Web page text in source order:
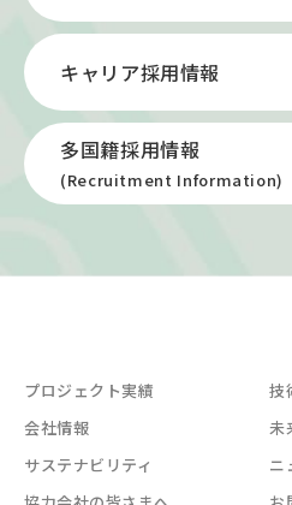
キャリア採用情報
多国籍採用情報
(Recruitment Information)
プロジェクト実績
技
会社情報
未
サステナビリティ
ニ